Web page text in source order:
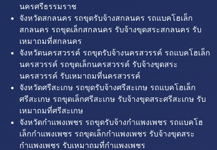
นครศรีธรรมราช
จังหวัดสกลนคร รถขุดรับจ้างสกลนคร รถแบคโฮเล็ก
สกลนคร รถขุดเล็กสกลนคร รับจ้างขุดสระสกลนคร รับ
เหมาถมที่สกลนคร
จังหวัดนครสวรรค์ รถขุดรับจ้างนครสวรรค์ รถแบคโฮเล็ก
นครสวรรค์ รถขุดเล็กนครสวรรค์ รับจ้างขุดสระ
นครสวรรค์ รับเหมาถมที่นครสวรรค์
จังหวัดศรีสะเกษ รถขุดรับจ้างศรีสะเกษ รถแบคโฮเล็ก
ศรีสะเกษ รถขุดเล็กศรีสะเกษ รับจ้างขุดสระศรีสะเกษ รับ
เหมาถมที่ศรีสะเกษ
จังหวัดกำแพงเพชร รถขุดรับจ้างกำแพงเพชร รถแบคโฮ
เล็กกำแพงเพชร รถขุดเล็กกำแพงเพชร รับจ้างขุดสระ
กำแพงเพชร รับเหมาถมที่กำแพงเพชร